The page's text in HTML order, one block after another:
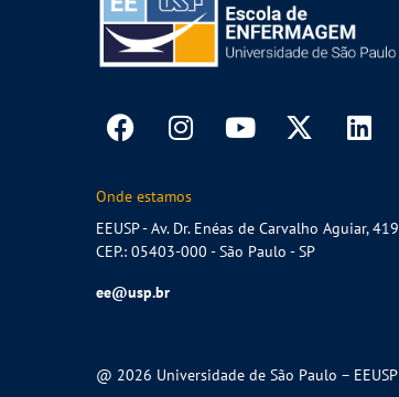
Onde estamos
EEUSP - Av. Dr. Enéas de Carvalho Aguiar, 419
CEP.: 05403-000 - São Paulo - SP
ee@usp.br
@ 2026 Universidade de São Paulo – EEUSP